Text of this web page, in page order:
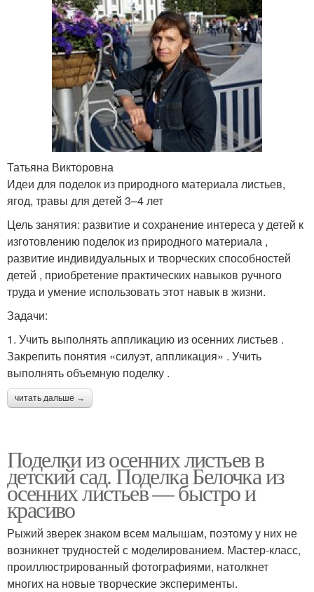
Татьяна Викторовна
Идеи для поделок из природного материала листьев,
ягод, травы для детей 3–4 лет
Цель занятия: развитие и сохранение интереса у детей к
изготовлению поделок из природного материала ,
развитие индивидуальных и творческих способностей
детей , приобретение практических навыков ручного
труда и умение использовать этот навык в жизни.
Задачи:
1. Учить выполнять аппликацию из осенних листьев .
Закрепить понятия «силуэт, аппликация» . Учить
выполнять объемную поделку .
читать дальше →
Поделки из осенних листьев в
детский сад. Поделка Белочка из
осенних листьев — быстро и
красиво
Рыжий зверек знаком всем малышам, поэтому у них не
возникнет трудностей с моделированием. Мастер-класс,
проиллюстрированный фотографиями, натолкнет
многих на новые творческие эксперименты.